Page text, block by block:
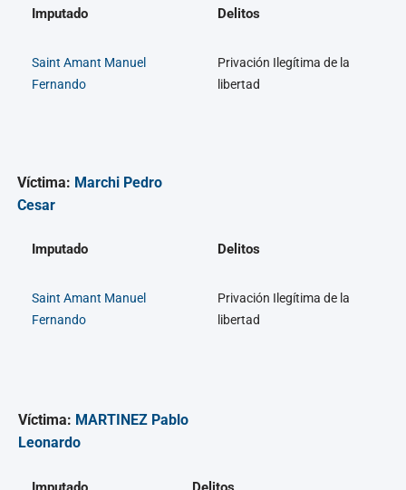
Imputado Delitos
Saint Amant Manuel
Fernando
Privación Ilegítima de la
libertad
Víctima: Marchi Pedro
Cesar
Imputado Delitos
Saint Amant Manuel
Fernando
Privación Ilegítima de la
libertad
Víctima: MARTINEZ Pablo
Leonardo